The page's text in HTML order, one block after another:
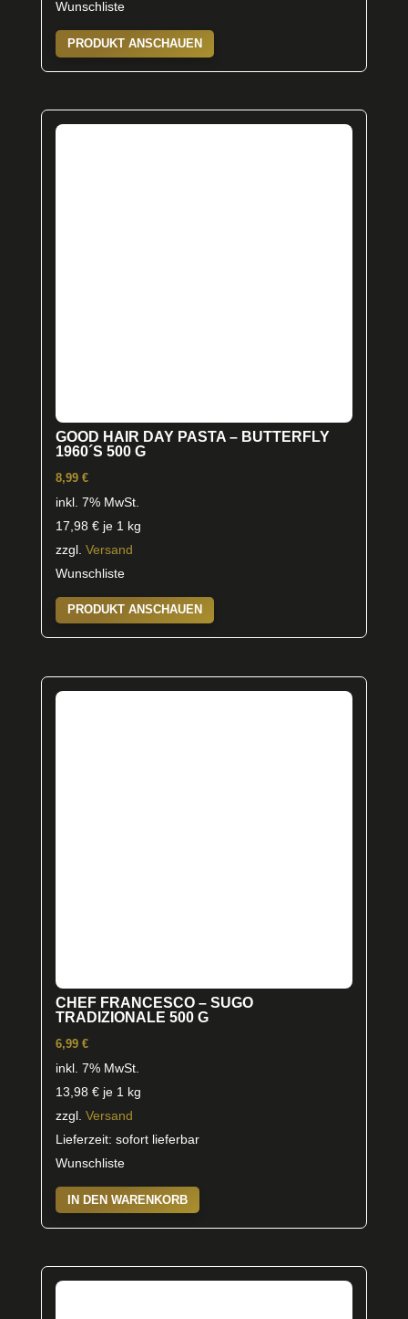
Wunschliste
PRODUKT ANSCHAUEN
GOOD HAIR DAY PASTA – BUTTERFLY
1960´S 500 G
8,99 €
inkl. 7% MwSt.
17,98 €je 1 kg
zzgl. Versand
Wunschliste
PRODUKT ANSCHAUEN
CHEF FRANCESCO – SUGO
TRADIZIONALE 500 G
6,99 €
inkl. 7% MwSt.
13,98 €je 1 kg
zzgl. Versand
Lieferzeit: sofort lieferbar
Wunschliste
IN DEN WARENKORB